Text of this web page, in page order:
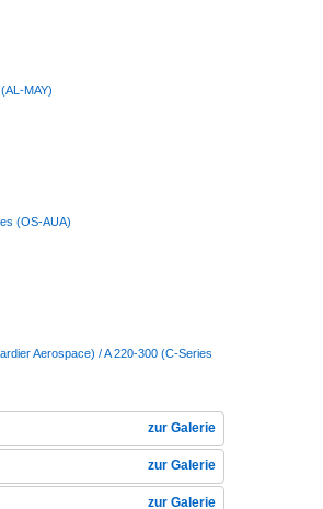
MAY)
(OS-AUA)
Aerospace) / A 220-300 (C-Series
zur Galerie
zur Galerie
zur Galerie